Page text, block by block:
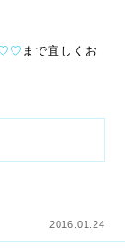
まで宜しくお
2016.01.24